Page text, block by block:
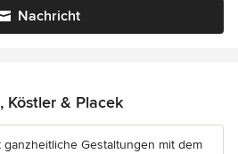
Nachricht
Köstler & Placek
Gestaltungen mit dem